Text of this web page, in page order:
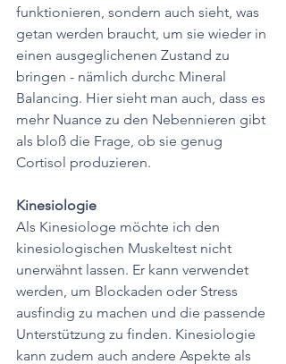
funktionieren, sondern auch sieht, was
getan werden braucht, um sie wieder in
einen ausgeglichenen Zustand zu
bringen - nämlich durchc Mineral
Balancing. Hier sieht man auch, dass es
mehr Nuance zu den Nebennieren gibt
als bloß die Frage, ob sie genug
Cortisol produzieren.
Kinesiologie
Als Kinesiologe möchte ich den
kinesiologischen Muskeltest nicht
unerwähnt lassen. Er kann verwendet
werden, um Blockaden oder Stress
ausfindig zu machen und die passende
Unterstützung zu finden. Kinesiologie
kann zudem auch andere Aspekte als